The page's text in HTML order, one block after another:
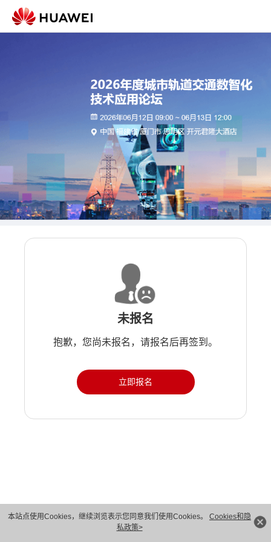
本站点使用Cookies，继续浏览表示您同意我们使用Cookies。 Cookies和隐
私政策>
未报名
抱歉，您尚未报名，请报名后再签到。
立即报名
版权所有 © 华为技术有限公司 1998-2026。 保留一切权利。粤A2-20044005号
隐私保护
法律声明